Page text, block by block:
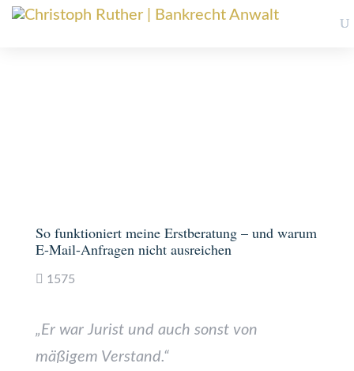
So funktioniert meine Erstberatung – und warum
E-Mail-Anfragen nicht ausreichen
1575
„Er war Jurist und auch sonst von
mäßigem Verstand.“